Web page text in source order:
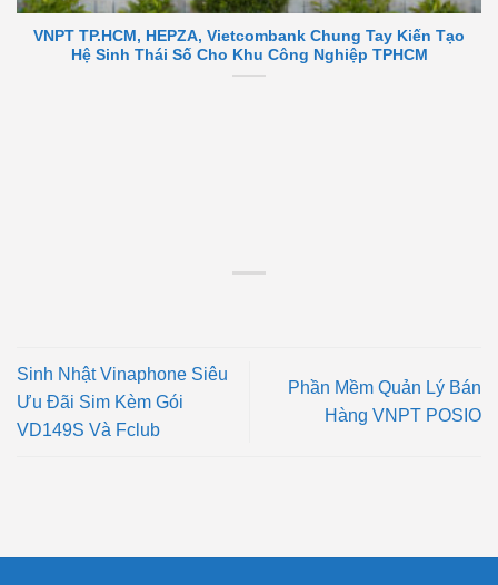
VNPT TP.HCM, HEPZA, Vietcombank Chung Tay Kiến Tạo
Hệ Sinh Thái Số Cho Khu Công Nghiệp TPHCM
Sinh Nhật Vinaphone Siêu
Ưu Đãi Sim Kèm Gói
VD149S Và Fclub
Phần Mềm Quản Lý Bán
Hàng VNPT POSIO